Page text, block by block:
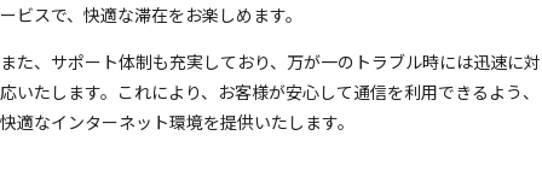
ービスで、快適な滞在をお楽しめます。
また、サポート体制も充実しており、万が一のトラブル時には迅速に対
応いたします。これにより、お客様が安心して通信を利用できるよう、
快適なインターネット環境を提供いたします。